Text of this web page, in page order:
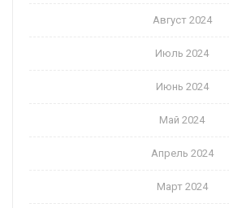
Август 2024
Июль 2024
Июнь 2024
Май 2024
Апрель 2024
Март 2024